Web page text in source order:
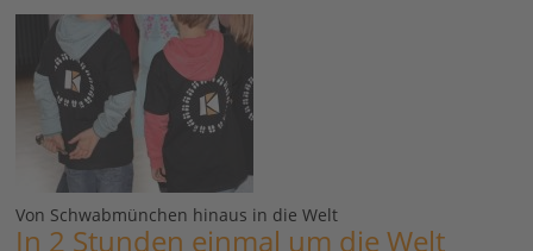
Von Schwabmünchen hinaus in die Welt
In 2 Stunden einmal um die Welt